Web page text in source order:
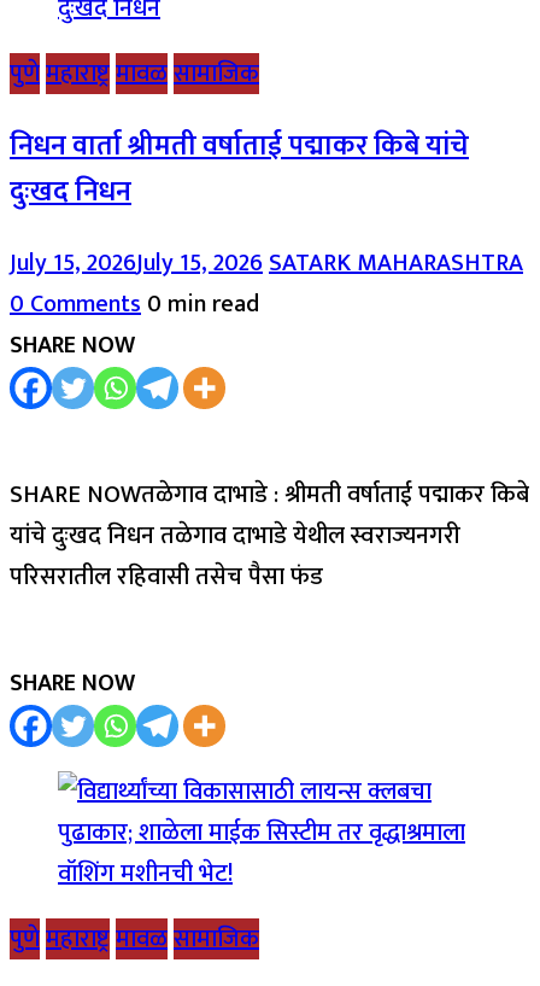
पुणेमहाराष्ट्रमावळसामाजिक
निधन वार्ता श्रीमती वर्षाताई पद्माकर किबे यांचे
दुःखद निधन
July 15, 2026July 15, 2026SATARK MAHARASHTRA
0 Comments0 min read
SHARE NOW
SHARE NOWतळेगाव दाभाडे : श्रीमती वर्षाताई पद्माकर किबे
यांचे दुःखद निधन तळेगाव दाभाडे येथील स्वराज्यनगरी
परिसरातील रहिवासी तसेच पैसा फंड
SHARE NOW
पुणेमहाराष्ट्रमावळसामाजिक